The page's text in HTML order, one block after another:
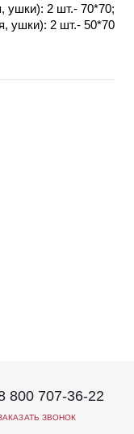
ушки): 2 шт.- 70*70;
ушки): 2 шт.- 50*70
800 707-36-22
ЗВОНОК